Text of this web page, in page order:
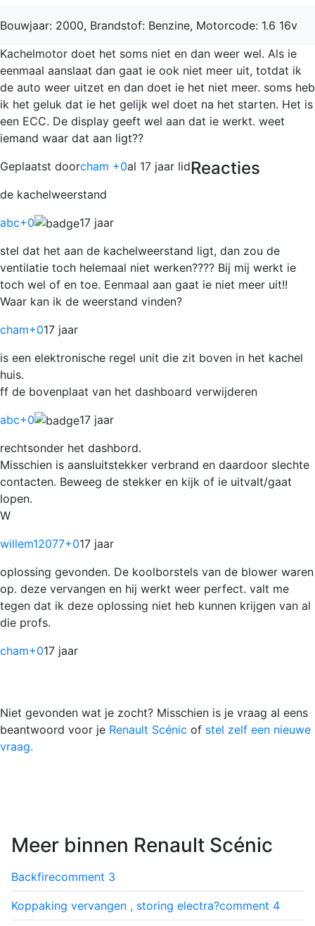
Bouwjaar: 2000, Brandstof: Benzine, Motorcode: 1.6 16v
Kachelmotor doet het soms niet en dan weer wel. Als ie
eenmaal aanslaat dan gaat ie ook niet meer uit, totdat ik
de auto weer uitzet en dan doet ie het niet meer. soms heb
ik het geluk dat ie het gelijk wel doet na het starten. Het is
een ECC. De display geeft wel aan dat ie werkt. weet
iemand waar dat aan ligt??
Geplaatst doorcham +0al 17 jaar lidReacties
de kachelweerstand
abc+0
17 jaar
stel dat het aan de kachelweerstand ligt, dan zou de
ventilatie toch helemaal niet werken???? Bij mij werkt ie
toch wel of en toe. Eenmaal aan gaat ie niet meer uit!!
Waar kan ik de weerstand vinden?
cham+017 jaar
is een elektronische regel unit die zit boven in het kachel
huis.
ff de bovenplaat van het dashboard verwijderen
abc+0
17 jaar
rechtsonder het dashbord.
Misschien is aansluitstekker verbrand en daardoor slechte
contacten. Beweeg de stekker en kijk of ie uitvalt/gaat
lopen.
W
willem12077+017 jaar
oplossing gevonden. De koolborstels van de blower waren
op. deze vervangen en hij werkt weer perfect. valt me
tegen dat ik deze oplossing niet heb kunnen krijgen van al
die profs.
cham+017 jaar
Niet gevonden wat je zocht? Misschien is je vraag al eens
beantwoord voor je Renault Scénic of stel zelf een nieuwe
vraag.
Meer binnen Renault Scénic
Backfirecomment 3
Koppaking vervangen , storing electra?comment 4